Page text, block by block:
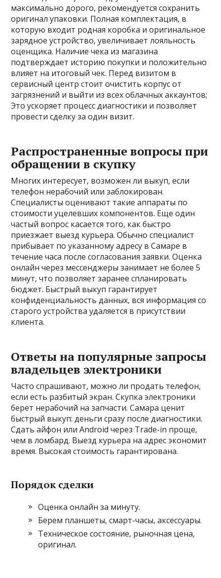
максимально дорого‚ рекомендуется сохранить
оригинал упаковки. Полная комплектация‚ в
которую входит родная коробка и оригинальное
зарядное устройство‚ увеличивает лояльность
оценщика. Наличие чека из магазина
подтверждает историю покупки и положительно
влияет на итоговый чек. Перед визитом в
сервисный центр стоит очистить корпус от
загрязнений и выйти из всех облачных аккаунтов;
Это ускоряет процесс диагностики и позволяет
провести сделку за один визит.
Распространенные вопросы при
обращении в скупку
Многих интересует‚ возможен ли выкуп‚ если
телефон нерабочий или заблокирован.
Специалисты оценивают такие аппараты по
стоимости уцелевших компонентов. Еще один
частый вопрос касается того‚ как быстро
приезжает выезд курьера. Обычно специалист
прибывает по указанному адресу в Самаре в
течение часа после согласования заявки. Оценка
онлайн через мессенджеры занимает не более 5
минут‚ что позволяет заранее спланировать
бюджет. Быстрый выкуп гарантирует
конфиденциальность данных, вся информация со
старого устройства удаляется в присутствии
клиента.
Ответы на популярные запросы
владельцев электроники
Часто спрашивают‚ можно ли продать телефон‚
если есть разбитый экран. Скупка электроники
берет нерабочий на запчасти. Самара ценит
быстрый выкуп: деньги сразу после диагностики.
Сдать айфон или Android через Trade-in проще‚
чем в ломбард. Выезд курьера на адрес экономит
время. Высокая стоимость гарантирована.
Порядок сделки
Оценка онлайн за минуту.
Берем планшеты‚ смарт-часы‚ аксессуары.
Техническое состояние‚ рыночная цена‚
оригинал.